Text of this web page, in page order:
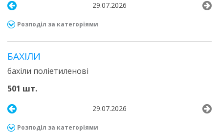
29.07.2026
Розподіл за категоріями
БАХІЛИ
бахіли поліетиленові
501 шт.
29.07.2026
Розподіл за категоріями